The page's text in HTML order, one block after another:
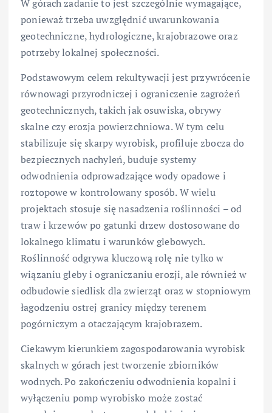
W górach zadanie to jest szczególnie wymagające,
ponieważ trzeba uwzględnić uwarunkowania
geotechniczne, hydrologiczne, krajobrazowe oraz
potrzeby lokalnej społeczności.
Podstawowym celem rekultywacji jest przywrócenie
równowagi przyrodniczej i ograniczenie zagrożeń
geotechnicznych, takich jak osuwiska, obrywy
skalne czy erozja powierzchniowa. W tym celu
stabilizuje się skarpy wyrobisk, profiluje zbocza do
bezpiecznych nachyleń, buduje systemy
odwodnienia odprowadzające wody opadowe i
roztopowe w kontrolowany sposób. W wielu
projektach stosuje się nasadzenia roślinności – od
traw i krzewów po gatunki drzew dostosowane do
lokalnego klimatu i warunków glebowych.
Roślinność odgrywa kluczową rolę nie tylko w
wiązaniu gleby i ograniczaniu erozji, ale również w
odbudowie siedlisk dla zwierząt oraz w stopniowym
łagodzeniu ostrej granicy między terenem
pogórniczym a otaczającym krajobrazem.
Ciekawym kierunkiem zagospodarowania wyrobisk
skalnych w górach jest tworzenie zbiorników
wodnych. Po zakończeniu odwodnienia kopalni i
wyłączeniu pomp wyrobisko może zostać